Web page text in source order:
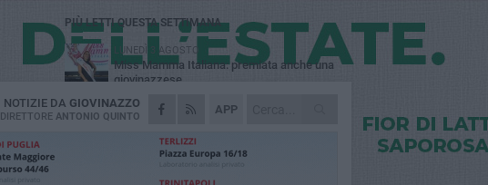
APP
NOTIZIE DA GIOVINAZZO
DIRETTORE ANTONIO QUINTO
PIÙ LETTI QUESTA SETTIMANA
LUNEDÌ 3 AGOSTO
Miss Mamma Italiana: premiata anche una
giovinazzese
MARTEDÌ 4 AGOSTO
Liquidi oleosi sul litorale di Giovinazzo,
VENERDÌ 7 AGOSTO